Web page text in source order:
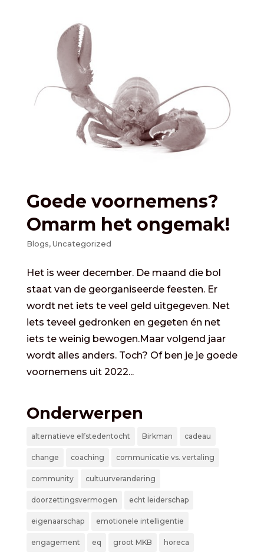
Goede voornemens?
Omarm het ongemak!
Blogs, Uncategorized
Het is weer december. De maand die bol
staat van de georganiseerde feesten. Er
wordt net iets te veel geld uitgegeven. Net
iets teveel gedronken en gegeten én net
iets te weinig bewogen.Maar volgend jaar
wordt alles anders. Toch? Of ben je je goede
voornemens uit 2022...
Onderwerpen
alternatieve elfstedentocht Birkman cadeau
change coaching communicatie vs. vertaling
community cultuurverandering
doorzettingsvermogen echt leiderschap
eigenaarschap emotionele intelligentie
engagement eq groot MKB horeca